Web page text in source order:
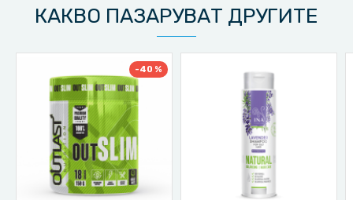
КАКВО ПАЗАРУВАТ ДРУГИТЕ
-40 %